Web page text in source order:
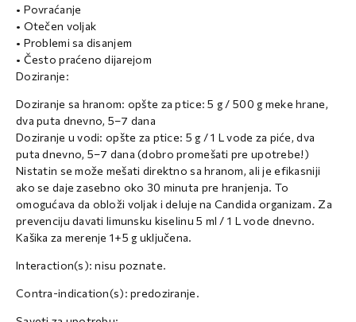
• Povraćanje
• Otečen voljak
• Problemi sa disanjem
• Često praćeno dijarejom
Doziranje:
Doziranje sa hranom: opšte za ptice: 5 g / 500 g meke hrane,
dva puta dnevno, 5–7 dana
Doziranje u vodi: opšte za ptice: 5 g / 1 L vode za piće, dva
puta dnevno, 5–7 dana (dobro promešati pre upotrebe!)
Nistatin se može mešati direktno sa hranom, ali je efikasniji
ako se daje zasebno oko 30 minuta pre hranjenja. To
omogućava da obloži voljak i deluje na Candida organizam. Za
prevenciju davati limunsku kiselinu 5 ml / 1 L vode dnevno.
Kašika za merenje 1+5 g uključena.
Interaction(s): nisu poznate.
Contra-indication(s): predoziranje.